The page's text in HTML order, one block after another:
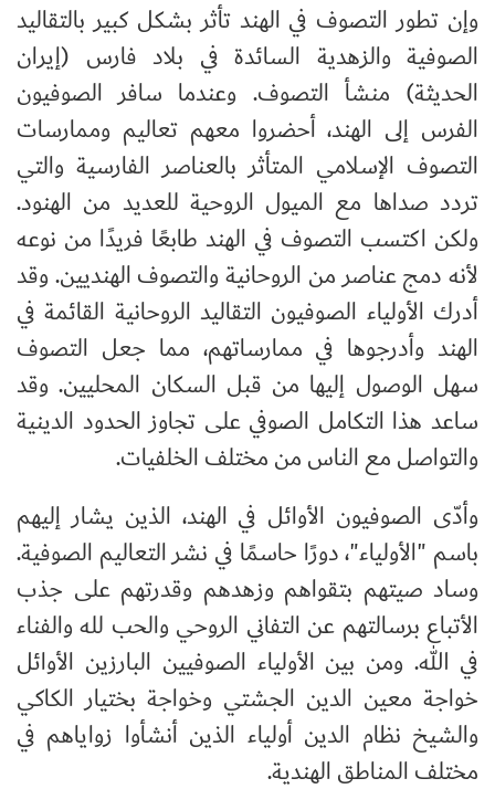
وإن تطور التصوف في الهند تأثر بشكل كبير بالتقاليد
الصوفية والزهدية السائدة في بلاد فارس (إيران
الحديثة) منشأ التصوف. وعندما سافر الصوفيون
الفرس إلى الهند، أحضروا معهم تعاليم وممارسات
التصوف الإسلامي المتأثر بالعناصر الفارسية والتي
تردد صداها مع الميول الروحية للعديد من الهنود.
ولكن اكتسب التصوف في الهند طابعًا فريدًا من نوعه
لأنه دمج عناصر من الروحانية والتصوف الهنديين. وقد
أدرك الأولياء الصوفيون التقاليد الروحانية القائمة في
الهند وأدرجوها في ممارساتهم، مما جعل التصوف
سهل الوصول إليها من قبل السكان المحليين. وقد
ساعد هذا التكامل الصوفي على تجاوز الحدود الدينية
والتواصل مع الناس من مختلف الخلفيات.
وأدّى الصوفيون الأوائل في الهند، الذين يشار إليهم
باسم "الأولياء"، دورًا حاسمًا في نشر التعاليم الصوفية.
وساد صيتهم بتقواهم وزهدهم وقدرتهم على جذب
الأتباع برسالتهم عن التفاني الروحي والحب لله والفناء
في الله. ومن بين الأولياء الصوفيين البارزين الأوائل
خواجة معين الدين الجشتي وخواجة بختيار الكاكي
والشيخ نظام الدين أولياء الذين أنشأوا زواياهم في
مختلف المناطق الهندية.